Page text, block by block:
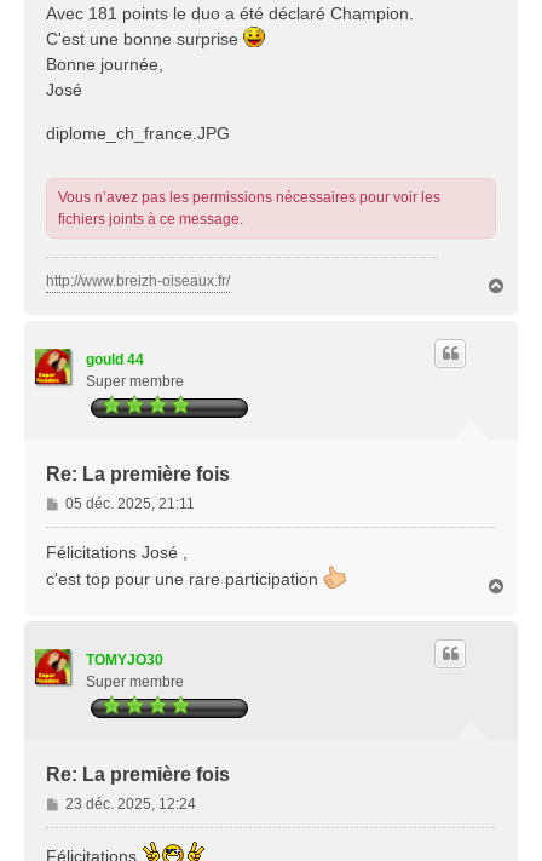
Avec 181 points le duo a été déclaré Champion.
C'est une bonne surprise
Bonne journée,
José
diplome_ch_france.JPG
Vous n’avez pas les permissions nécessaires pour voir les
fichiers joints à ce message.
http://www.breizh-oiseaux.fr/
gould 44
Super membre
Re: La première fois
M
e
s
a
05 déc. 2025, 21:11
Félicitations José ,
c'est top pour une rare participation
TOMYJO30
Super membre
Re: La première fois
M
e
s
23 déc. 2025, 12:24
Félicitations